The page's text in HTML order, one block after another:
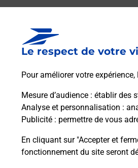
Le respect de votre
Pour améliorer votre expérience,
Mesure d’audience : établir des
Analyse et personnalisation :
Publicité : permettre de vous
En cliquant sur "Accepter et
fonctionnement du site seront
Boîte aux lettres
Prochaine collecte du
7 Le Preprost
Itinéraire